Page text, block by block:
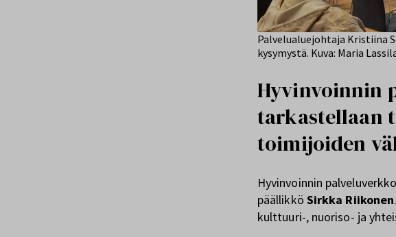
Palvelualuejohtaja Kristiina
kysymystä. Kuva: Maria
Hyvinvoinnin
tarkastellaan
toimijoiden
Hyvinvoinnin
päällikkö Sirkka Riikonen
kulttuuri-, nuoriso- ja